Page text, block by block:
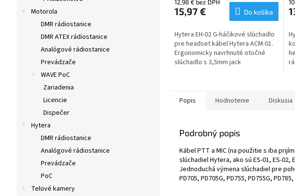
Motorola
DMR rádiostanice
DMR ATEX rádiostanice
Analógové rádiostanice
Prevádzače
WAVE PoC
Zariadenia
Licencie
Dispečer
Hytera
DMR rádiostanice
Analógové rádiostanice
Prevádzače
PoC
Telové kamery
12,98 € bez DPH
15,97 € Do košíka
Hytera EH-02 G-háčikové slúchadlo
pre headset kábel Hytera ACM-01.
Ergonomicky navrhnuté otočné
slúchadlo s 3,5mm jack
Popis Hodnotenie Diskusia
Podrobný popis
Kábel PTT a MIC (na použitie s iba
slúchadiel Hytera, ako sú ES-01, ES-
Jednoduchá výmena slúchadiel pre
PD705, PD705G, PD755, PD755G,